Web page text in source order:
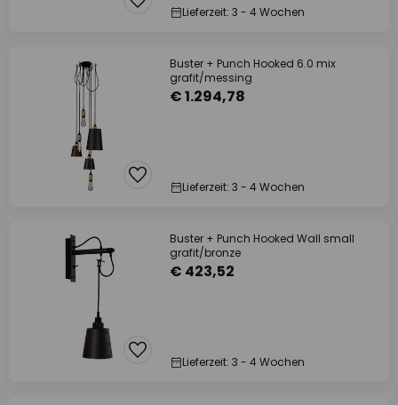
Lieferzeit: 3 - 4 Wochen
Buster + Punch Hooked 6.0 mix
grafit/messing
€ 1.294,78
Lieferzeit: 3 - 4 Wochen
Buster + Punch Hooked Wall small
grafit/bronze
€ 423,52
Lieferzeit: 3 - 4 Wochen